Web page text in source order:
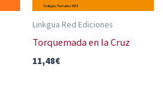
Linkgua Red Ediciones
Torquemada en la Cruz
11,48€